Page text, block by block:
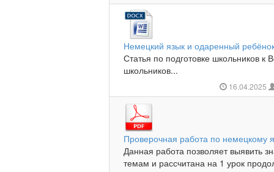
Немецкий язык и одаренный
Статья по подготовке школьников к
школьников...
16.04.2025
Проверочная работа по немецкому
Данная работа позволяет выявить
темам и рассчитана на 1 урок